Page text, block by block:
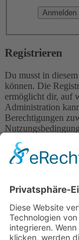
Registrieren
Du musst in
können. Die
ermöglicht dir, auf
Administration
Berechtigungen
wenn du dich in
Foren-
Alle Zeiten